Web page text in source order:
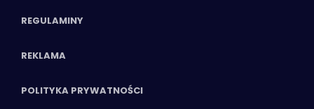
REGULAMINY
REKLAMA
POLITYKA PRYWATNOŚCI